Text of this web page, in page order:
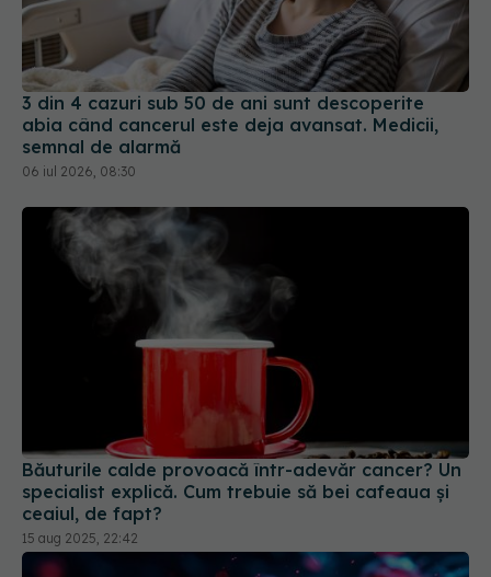
3 din 4 cazuri sub 50 de ani sunt descoperite
abia când cancerul este deja avansat. Medicii,
semnal de alarmă
06 iul 2026, 08:30
Băuturile calde provoacă într-adevăr cancer? Un
specialist explică. Cum trebuie să bei cafeaua și
ceaiul, de fapt?
15 aug 2025, 22:42